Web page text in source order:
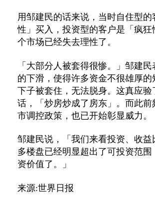
用邹建民的话来说，当时自住型
性」买入，投资型的客户是「疯
个市场已经失去理性了。
「大部分人被套得很惨。」邹建
的下滑，使得许多资金不很雄厚的
下子被套住，无法脱身。这真应验
话，「炒房炒成了房东」。而此前
市调控政策，也已开始彰显威力。
邹建民说，「我们来看投资、收
多楼盘已经明显超出了可投资范围
资价值了。」
来源:世界日报